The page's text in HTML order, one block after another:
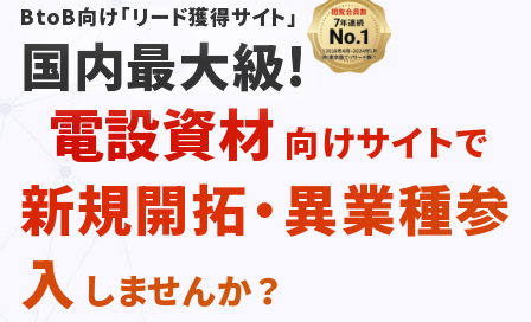
BtoB向け「リード獲得サイト」
国内最大級!
電設資材 向けサイトで
新規開拓・異業種参
入 しませんか？